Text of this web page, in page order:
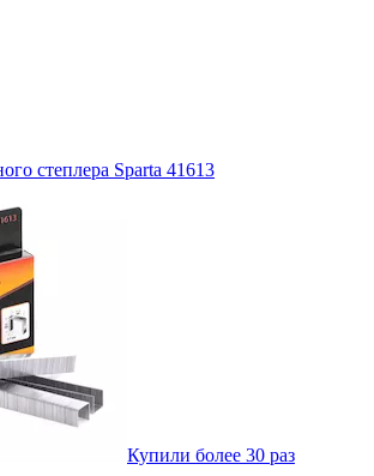
степлера Sparta 41613
Купили более 30 раз